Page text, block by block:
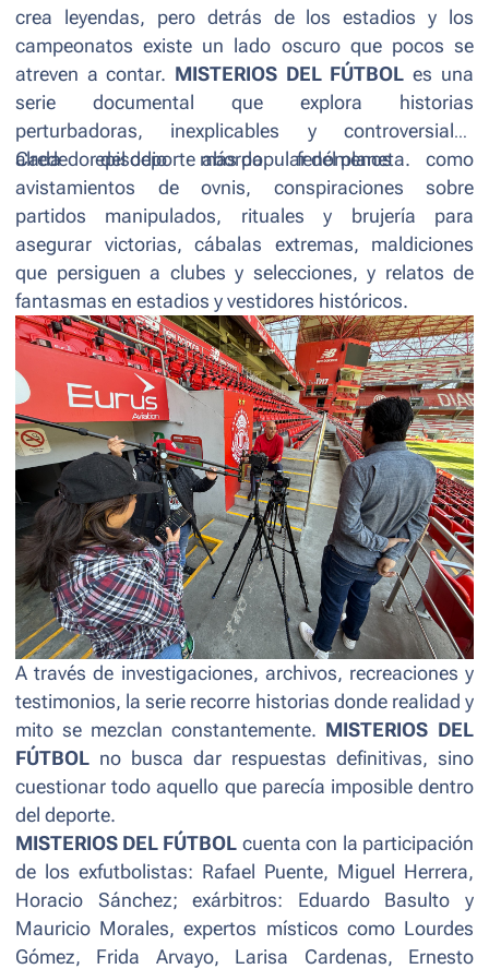
crea leyendas, pero detrás de los estadios y los
campeonatos existe un lado oscuro que pocos se
atreven a contar. MISTERIOS DEL FÚTBOL es una
serie documental que explora historias
perturbadoras, inexplicables y controversiales
alrededor del deporte más popular del planeta.
Cada episodio aborda fenómenos como
avistamientos de ovnis, conspiraciones sobre
partidos manipulados, rituales y brujería para
asegurar victorias, cábalas extremas, maldiciones
que persiguen a clubes y selecciones, y relatos de
fantasmas en estadios y vestidores históricos.
A través de investigaciones, archivos, recreaciones y
testimonios, la serie recorre historias donde realidad y
mito se mezclan constantemente. MISTERIOS DEL
FÚTBOL no busca dar respuestas definitivas, sino
cuestionar todo aquello que parecía imposible dentro
del deporte.
MISTERIOS DEL FÚTBOL cuenta con la participación
de los exfutbolistas: Rafael Puente, Miguel Herrera,
Horacio Sánchez; exárbitros: Eduardo Basulto y
Mauricio Morales, expertos místicos como Lourdes
Gómez, Frida Arvayo, Larisa Cardenas, Ernesto